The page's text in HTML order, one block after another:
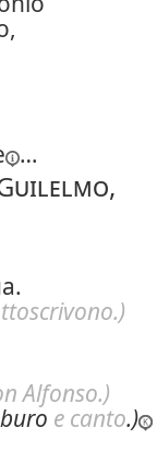
…
Alfonso.)
e canto.)